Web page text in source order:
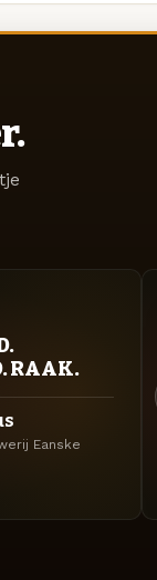
RAAK.
Eanske